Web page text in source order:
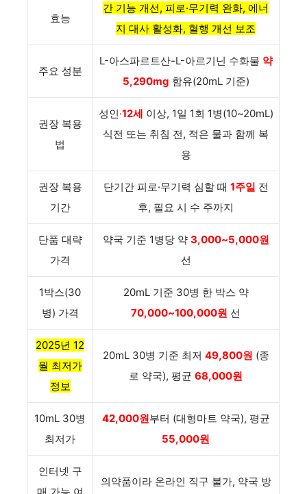
효능
간 기능 개선, 피로·무기력 완화, 에너
지 대사 활성화, 혈행 개선 보조
주요 성분
L-아스파르트산-L-아르기닌 수화물 약
5,290mg 함유(20mL 기준)
권장 복용
법
성인·12세 이상, 1일 1회 1병(10~20mL)
식전 또는 취침 전, 적은 물과 함께 복
용
권장 복용
기간
단기간 피로·무기력 심할 때 1주일 전
후, 필요 시 수 주까지
단품 대략
가격
약국 기준 1병당 약 3,000~5,000원
선
1박스(30
병) 가격
20mL 기준 30병 한 박스 약
70,000~100,000원 선
2025년 12
월 최저가
정보
20mL 30병 기준 최저 49,800원 (종
로 약국), 평균 68,000원
10mL 30병
최저가
42,000원부터 (대형마트 약국), 평균
55,000원
인터넷 구
의약품이라 온라인 직구 불가, 약국 방